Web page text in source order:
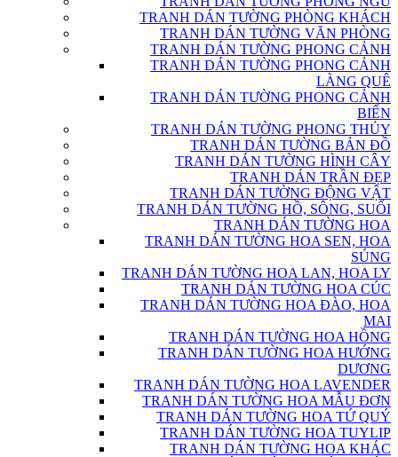
TRANH DÁN TƯỜNG PHÒNG KHÁCH
TRANH DÁN TƯỜNG VĂN PHÒNG
TRANH DÁN TƯỜNG PHONG CẢNH
TRANH DÁN TƯỜNG PHONG CẢNH
LÀNG QUÊ
TRANH DÁN TƯỜNG PHONG CẢNH
BIỂN
TRANH DÁN TƯỜNG PHONG THỦY
TRANH DÁN TƯỜNG BẢN ĐỒ
TRANH DÁN TƯỜNG HÌNH CÂY
TRANH DÁN TRẦN ĐẸP
TRANH DÁN TƯỜNG ĐỘNG VẬT
TRANH DÁN TƯỜNG HỒ, SÔNG, SUỐI
TRANH DÁN TƯỜNG HOA
TRANH DÁN TƯỜNG HOA SEN, HOA
SÚNG
TRANH DÁN TƯỜNG HOA LAN, HOA LY
TRANH DÁN TƯỜNG HOA CÚC
TRANH DÁN TƯỜNG HOA ĐÀO, HOA
MAI
TRANH DÁN TƯỜNG HOA HỒNG
TRANH DÁN TƯỜNG HOA HƯỚNG
DƯƠNG
TRANH DÁN TƯỜNG HOA LAVENDER
TRANH DÁN TƯỜNG HOA MẪU ĐƠN
TRANH DÁN TƯỜNG HOA TỨ QUÝ
TRANH DÁN TƯỜNG HOA TUYLIP
TRANH DÁN TƯỜNG HOA KHÁC